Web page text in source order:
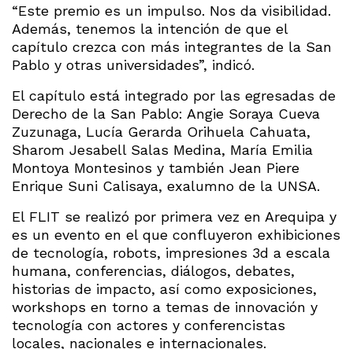
“Este premio es un impulso. Nos da visibilidad.
Además, tenemos la intención de que el
capítulo crezca con más integrantes de la San
Pablo y otras universidades”, indicó.
El capítulo está integrado por las egresadas de
Derecho de la San Pablo: Angie Soraya Cueva
Zuzunaga, Lucía Gerarda Orihuela Cahuata,
Sharom Jesabell Salas Medina, María Emilia
Montoya Montesinos y también Jean Piere
Enrique Suni Calisaya, exalumno de la UNSA.
El FLIT se realizó por primera vez en Arequipa y
es un evento en el que confluyeron exhibiciones
de tecnología, robots, impresiones 3d a escala
humana, conferencias, diálogos, debates,
historias de impacto, así como exposiciones,
workshops en torno a temas de innovación y
tecnología con actores y conferencistas
locales, nacionales e internacionales.